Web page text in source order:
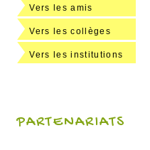
Vers les amis
Vers les collèges
Vers les institutions
PARTENARIATS